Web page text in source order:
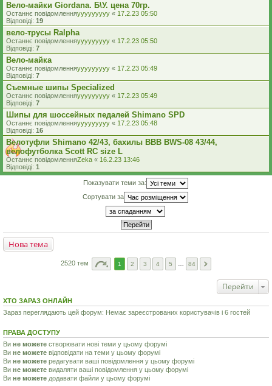
Вело-майки Giordana. Б\У. цена 70гр.
Останнє повідомленняyyyyyyyyy « 17.2.23 05:50
Відповіді: 19
вело-трусы Ralpha
Останнє повідомленняyyyyyyyyy « 17.2.23 05:50
Відповіді: 7
Вело-майка
Останнє повідомленняyyyyyyyyy « 17.2.23 05:49
Відповіді: 7
Съемные шипы Specialized
Останнє повідомленняyyyyyyyyy « 17.2.23 05:49
Відповіді: 7
Шипы для шоссейных педалей Shimano SPD
Останнє повідомленняyyyyyyyyy « 17.2.23 05:48
Відповіді: 16
Велотуфли Shimano 42/43, бахилы BBB BWS-08 43/44,
велофутболка Scott RC size L
Останнє повідомленняZeka « 16.2.23 13:46
Відповіді: 1
Показувати теми за:
Сортувати за
Нова тема
2520 тем 1 2 3 4 5 84
Перейти
ХТО ЗАРАЗ ОНЛАЙН
Зараз переглядають цей форум: Немає зареєстрованих користувачів і 6 гостей
ПРАВА ДОСТУПУ
Ви не можете створювати нові теми у цьому форумі
Ви не можете відповідати на теми у цьому форумі
Ви не можете редагувати ваші повідомлення у цьому форумі
Ви не можете видаляти ваші повідомлення у цьому форумі
Ви не можете додавати файли у цьому форумі